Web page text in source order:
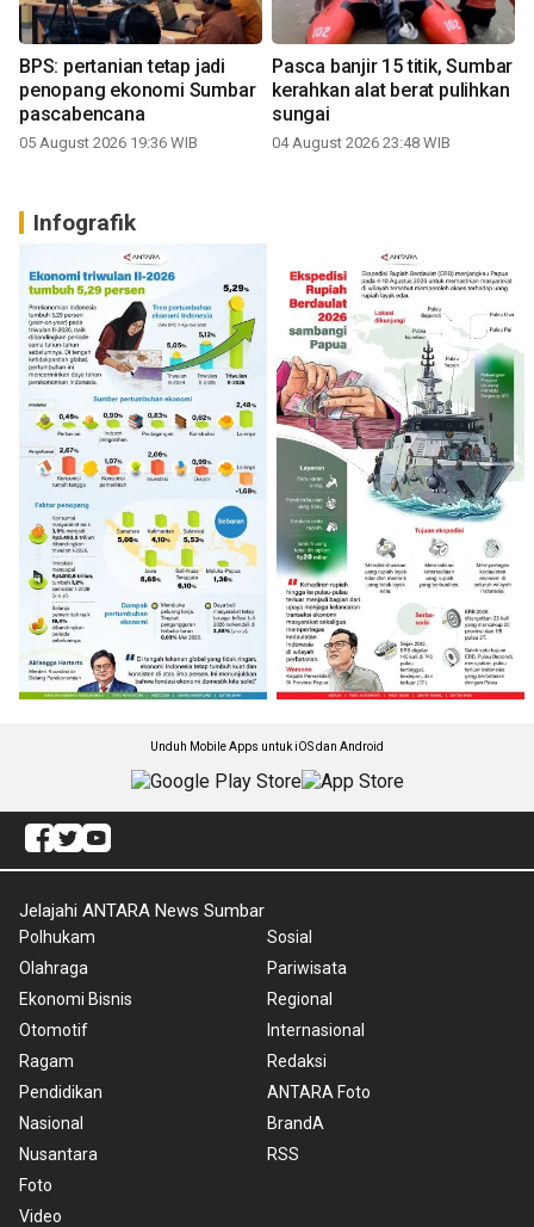
BPS: pertanian tetap jadi
penopang ekonomi Sumbar
pascabencana
05 August 2026 19:36 WIB
Pasca banjir 15 titik, Sumbar
kerahkan alat berat pulihkan
sungai
04 August 2026 23:48 WIB
Infografik
Unduh Mobile Apps untuk iOS dan Android
Jelajahi ANTARA News Sumbar
Polhukam
Olahraga
Ekonomi Bisnis
Otomotif
Ragam
Pendidikan
Nasional
Nusantara
Foto
Video
Sosial
Pariwisata
Regional
Internasional
Redaksi
ANTARA Foto
BrandA
RSS